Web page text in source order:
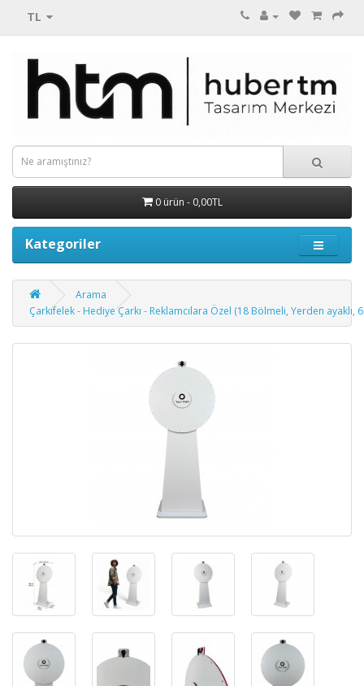
TL
0 ürün - 0,00TL
Kategoriler
Arama
Çarkıfelek - Hediye Çarkı - Reklamcılara Özel (18 Bölmeli, Yerden ayaklı,